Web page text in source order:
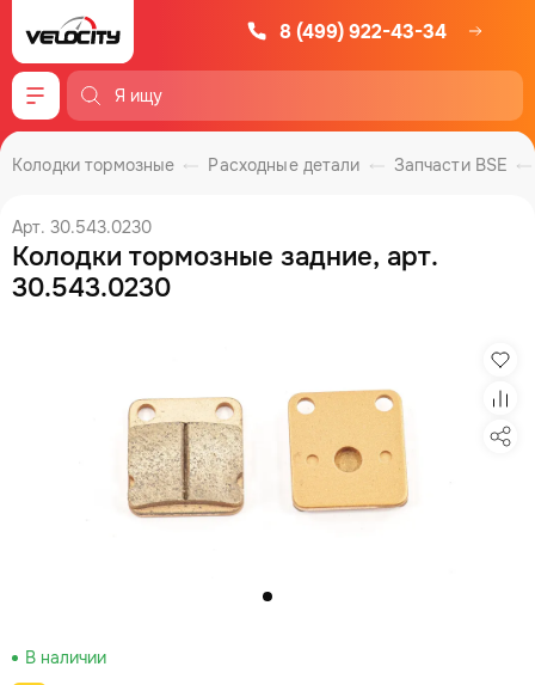
8 (499) 922-43-34
Меню
Запчасти BSE
Расходные детали
Колодки тормозные
Арт. 30.543.0230
Колодки тормозные задние, арт.
30.543.0230
В наличии